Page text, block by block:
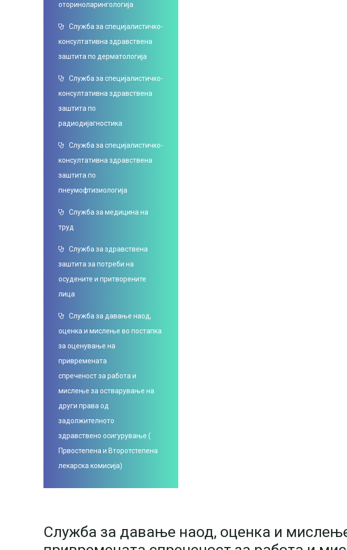
Служба за давање наод, оценка и
оториноларингологија
Служба за специјалистичко-
консултативна здравствена
заштита по дерматологија
Служба за специјалистичко-
консултативна здравствена
заштита по
радиодијагностика
Служба за специјалистичко-
консултативна здравствена
заштита по
пнеумофтизиологија
Служба за медицина на
труд
Служба за здравствена
заштита за потреби на
осудените и притворените
лица
Служба за давање наод,
оценка и мислење во постапка
за оценување на
привремената
спреченост за работа и
мислење за остварување на
други права од
задолжителното
здравствено осигурување (
Првостепена и Второтстепена
лекарска комисија)